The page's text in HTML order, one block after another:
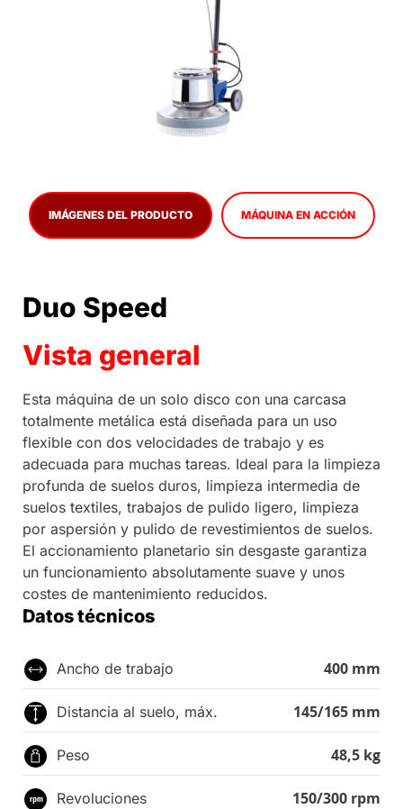
CONSULTA DE PRODUCTO
IMÁGENES DEL PRODUCTO MÁQUINA EN ACCIÓN
Duo Speed
Vista general
Esta máquina de un solo disco con una carcasa
totalmente metálica está diseñada para un uso
flexible con dos velocidades de trabajo y es
adecuada para muchas tareas. Ideal para la limpieza
profunda de suelos duros, limpieza intermedia de
suelos textiles, trabajos de pulido ligero, limpieza
por aspersión y pulido de revestimientos de suelos.
El accionamiento planetario sin desgaste garantiza
un funcionamiento absolutamente suave y unos
costes de mantenimiento reducidos.
Datos técnicos
Ancho de trabajo 400 mm
Distancia al suelo, máx. 145/165 mm
Peso 48,5 kg
Revoluciones 150/300 rpm